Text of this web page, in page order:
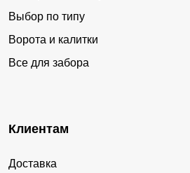
Выбор по типу
Ворота и калитки
Все для забора
Клиентам
Доставка